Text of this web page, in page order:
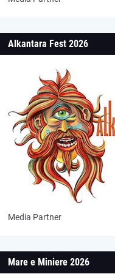
Alkantara Fest 2026
Media Partner
Mare e Miniere 2026